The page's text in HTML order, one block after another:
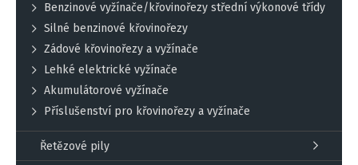
Benzinové vyžínače/křovinořezy střední výkonové třídy
Silné benzinové křovinořezy
Zádové křovinořezy a vyžínače
Lehké elektrické vyžínače
Akumulátorové vyžínače
Příslušenství pro křovinořezy a vyžínače
Řetězové pily